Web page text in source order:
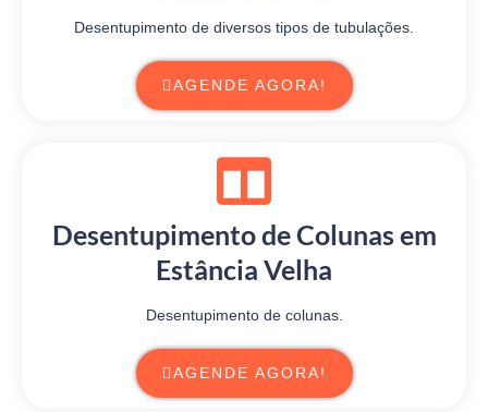
Desentupimento de diversos tipos de tubulações.
AGENDE AGORA!
Desentupimento de Colunas em
Estância Velha
Desentupimento de colunas.
AGENDE AGORA!